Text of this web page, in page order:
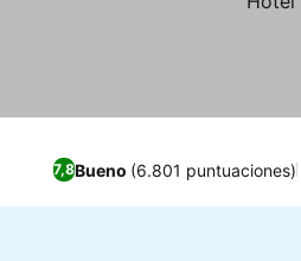
7,8Bueno (6.801 puntuaciones)